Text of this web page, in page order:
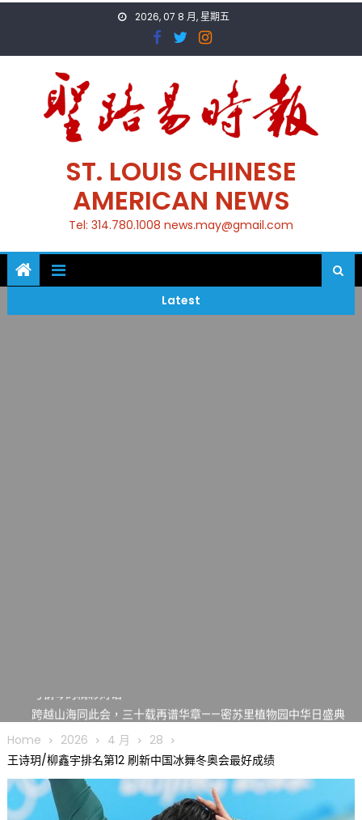
2026, 07 8 月, 星期五
ST. LOUIS CHINESE
AMERICAN NEWS
Tel: 314.780.1008 news.may@gmail.com
Latest
跨越山海同此会，三十载再谱华章——密苏里植物园中华日盛典
圣路易龙舟俱乐部5月16日龙舟体验日 邀请各界亲身体验划行乐
趣 + 水上竞速魅力
三十二载跨越时空的相逢
执掌密苏里植物园近四十年 致力推动全球植物多样性研究与中美
Home 2026 4 月
28
王诗玥/柳鑫宇排名第12 刷新中国冰舞冬奥会最好成绩